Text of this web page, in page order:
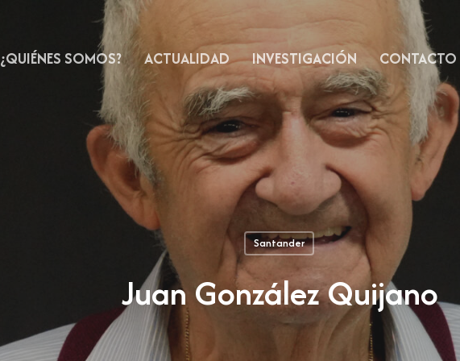
¿QUIÉNES SOMOS? ACTUALIDAD INVESTIGACIÓN CONTACTO
Santander
Juan González Quijano